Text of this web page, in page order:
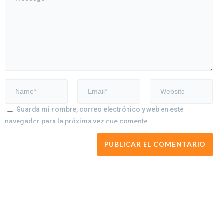
Guarda mi nombre, correo electrónico y web en este
navegador para la próxima vez que comente.